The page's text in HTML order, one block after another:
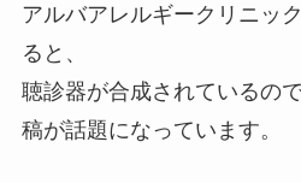
アルバアレルギークリニッ
ると、
聴診器が合成されているの
稿が話題になっています。